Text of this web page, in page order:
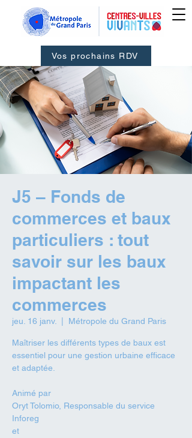
Vos prochains RDV
J5 – Fonds de
commerces et baux
particuliers : tout
savoir sur les baux
impactant les
commerces
jeu. 16 janv. Métropole du Grand Paris
Maîtriser les différents types de baux est
essentiel pour une gestion urbaine efficace
et adaptée.
Animé par
Oryt Tolomio, Responsable du service
Inforeg
et